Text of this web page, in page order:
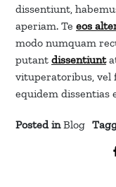
dissentiunt,
aperiam. Te eos
modo numquam
putant dissentiunt
vituperatoribus, vel
equidem dissentias
Posted inBlog